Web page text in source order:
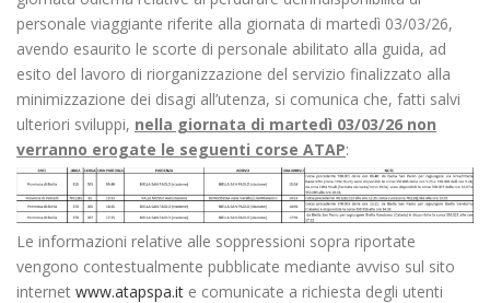
personale viaggiante riferite alla giornata di martedì 03/03/26,
avendo esaurito le scorte di personale abilitato alla guida, ad
esito del lavoro di riorganizzazione del servizio finalizzato alla
minimizzazione dei disagi all’utenza, si comunica che, fatti salvi
ulteriori sviluppi, nella giornata di martedì 03/03/26 non
verranno erogate le seguenti corse ATAP:
Le informazioni relative alle soppressioni sopra riportate
vengono contestualmente pubblicate mediante avviso sul sito
internet www.atapspa.it e comunicate a richiesta degli utenti